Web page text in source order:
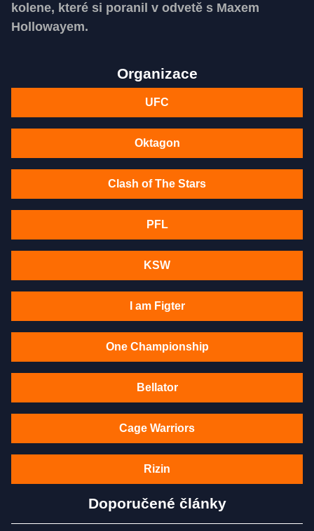
kolene, které si poranil v odvetě s Maxem
Hollowayem.
Organizace
UFC
Oktagon
Clash of The Stars
PFL
KSW
I am Figter
One Championship
Bellator
Cage Warriors
Rizin
Doporučené články